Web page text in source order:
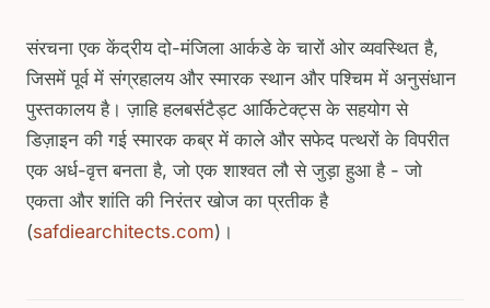
संरचना एक केंद्रीय दो-मंजिला आर्कडे के चारों ओर व्यवस्थित है,
जिसमें पूर्व में संग्रहालय और स्मारक स्थान और पश्चिम में अनुसंधान
पुस्तकालय है। ज़ाहि हलबर्सटैड्ट आर्किटेक्ट्स के सहयोग से
डिज़ाइन की गई स्मारक कब्र में काले और सफेद पत्थरों के विपरीत
एक अर्ध-वृत्त बनता है, जो एक शाश्वत लौ से जुड़ा हुआ है - जो
एकता और शांति की निरंतर खोज का प्रतीक है
(safdiearchitects.com)।